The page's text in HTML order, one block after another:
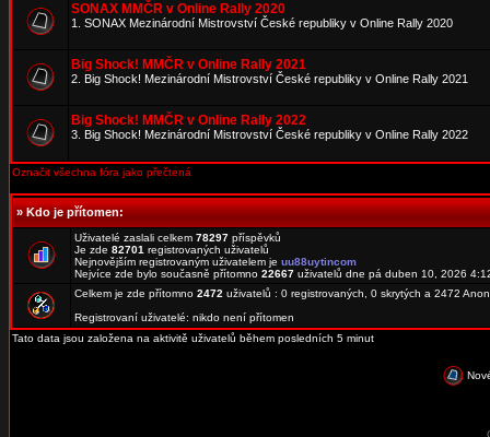
SONAX MMČR v Online Rally 2020
1. SONAX Mezinárodní Mistrovství České republiky v Online Rally 2020
Big Shock! MMČR v Online Rally 2021
2. Big Shock! Mezinárodní Mistrovství České republiky v Online Rally 2021
Big Shock! MMČR v Online Rally 2022
3. Big Shock! Mezinárodní Mistrovství České republiky v Online Rally 2022
Označit všechna fóra jako přečtená
»Kdo je přítomen:
Uživatelé zaslali celkem 78297 příspěvků
Je zde 82701 registrovaných uživatelů
Nejnovějším registrovaným uživatelem je uu88uytincom
Nejvíce zde bylo současně přítomno 22667 uživatelů dne pá duben 10, 2026
Celkem je zde přítomno 2472 uživatelů : 0 registrovaných, 0 skrytých a 2472
Registrovaní uživatelé: nikdo není přítomen
Tato data jsou založena na aktivitě uživatelů během posledních 5 minut